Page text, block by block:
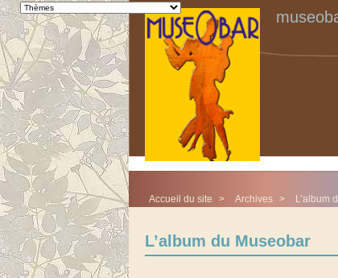
Accueil du site > Archives > L’album
L’album du Museobar